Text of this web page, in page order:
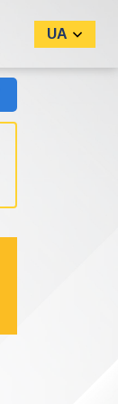
UA